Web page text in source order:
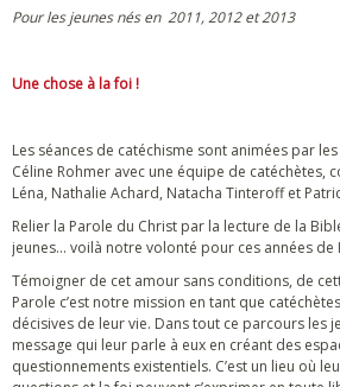
Pour les jeunes nés en 2011, 2012 et 2013
Une chose à la foi !
Les séances de catéchisme sont animées par
Céline Rohmer avec une équipe de catéchètes,
Léna, Nathalie Achard, Natacha Tinteroff et
Relier la Parole du Christ par la lecture de la
jeunes… voilà notre volonté pour ces années de
Témoigner de cet amour sans conditions, de
Parole c’est notre mission en tant que
décisives de leur vie. Dans tout ce parcours les
message qui leur parle à eux en créant des
questionnements existentiels. C’est un lieu où